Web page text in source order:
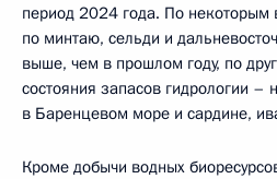
период 2024 года. По
по минтаю, сельди и
выше, чем в прошлом году, по
состояния запасов гидрологии
в Баренцевом море и сардине,
Кроме добычи водных